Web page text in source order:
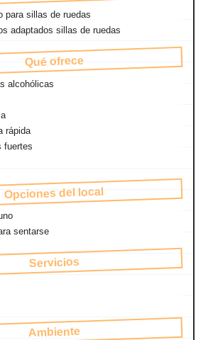
para sillas de ruedas
adaptados sillas de ruedas
Qué ofrece
alcohólicas
rápida
fuertes
Opciones del local
sentarse
Servicios
Ambiente